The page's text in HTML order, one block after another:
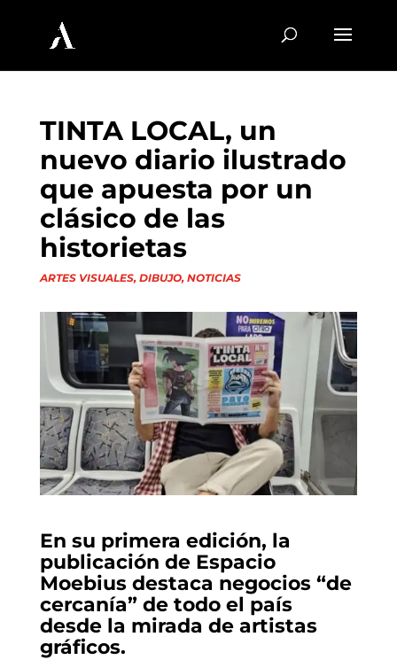
TINTA LOCAL, un
nuevo diario ilustrado
que apuesta por un
clásico de las
historietas
ARTES VISUALES, DIBUJO, NOTICIAS
En su primera edición, la
publicación de Espacio
Moebius destaca negocios “de
cercanía” de todo el país
desde la mirada de artistas
gráficos.